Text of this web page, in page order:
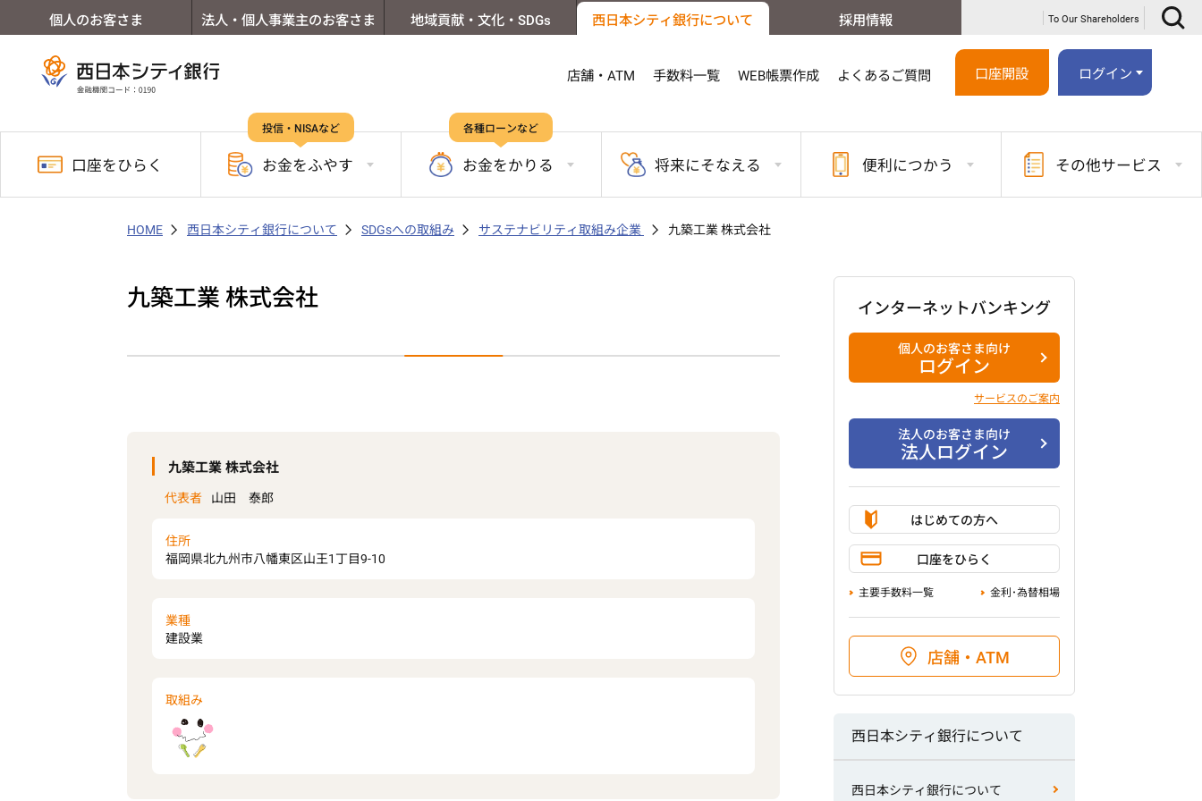
個人のお客さま 法人・個人事業主のお客さま 地域貢献・文化・SDGs 西日本シティ銀行について 採用情報 To Our Shareholders
店舗・ATM 手数料一覧 WEB帳票作成 よくあるご質問 口座開設 ログイン
口座を ひらく
投信・NISAなど
お金をふやす
各種ローンなど
お金をかりる 将来にそなえる 便利につかう その他サービス
HOME 西日本シティ銀行について SDGsへの取組み サステナビリティ取組み企業 九築工業 株式会社
九築工業 株式会社
九築工業 株式会社
代表者 山田 泰郎
住所
福岡県北九州市八幡東区山王1丁目9-10
業種
建設業
取組み
インターネットバンキング
個人のお客さま向け
ログイン
サービスのご案内
法人のお客さま向け
法人ログイン
はじめての方へ
口座をひらく
主要手数料一覧 金利･為替相場
店舗・ATM
西日本シティ銀行について
西日本シティ銀行について